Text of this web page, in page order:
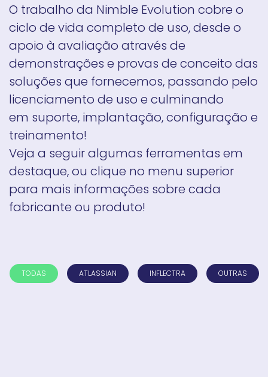
O trabalho da Nimble Evolution cobre o
ciclo de vida completo de uso, desde o
apoio à avaliação através de
demonstrações e provas de conceito das
soluções que fornecemos, passando pelo
licenciamento de uso e culminando
em suporte, implantação, configuração e
treinamento!
Veja a seguir algumas ferramentas em
destaque, ou clique no menu superior
para mais informações sobre cada
fabricante ou produto!
TODAS ATLASSIAN INFLECTRA OUTRAS